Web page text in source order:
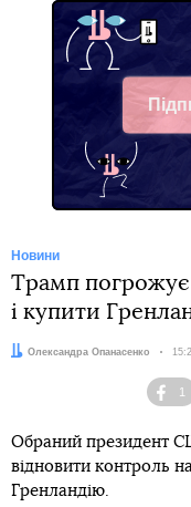
Новини
Трамп погрожує
і купити
Автор:
Олександра Опанасенко
1
Обраний президент
відновити контроль
Гренландію.